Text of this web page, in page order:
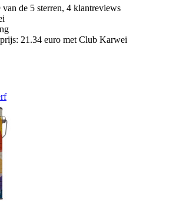
de 5 sterren, 4 klantreviews
21.34 euro met Club Karwei